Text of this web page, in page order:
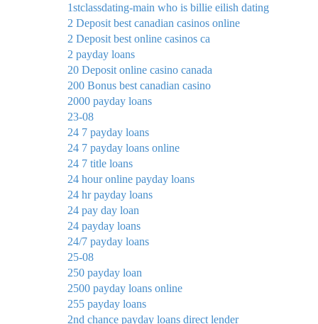
1stclassdating-main who is billie eilish dating
2 Deposit best canadian casinos online
2 Deposit best online casinos ca
2 payday loans
20 Deposit online casino canada
200 Bonus best canadian casino
2000 payday loans
23-08
24 7 payday loans
24 7 payday loans online
24 7 title loans
24 hour online payday loans
24 hr payday loans
24 pay day loan
24 payday loans
24/7 payday loans
25-08
250 payday loan
2500 payday loans online
255 payday loans
2nd chance payday loans direct lender